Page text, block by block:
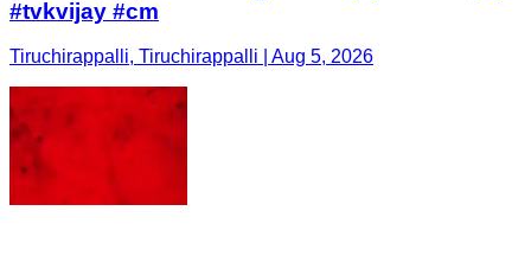
#tvkvijay #cm
Tiruchirappalli, Tiruchirappalli | Aug 5, 2026